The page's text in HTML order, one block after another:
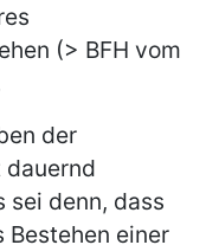
(> BFH vom
der
dauernd
sei denn, dass
Bestehen einer